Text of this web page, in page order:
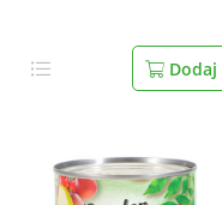
Dodaj